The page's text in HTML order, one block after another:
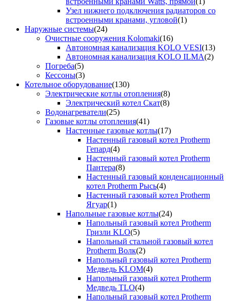
Узел нижнего подключения радиаторов со
встроенными кранами, угловой(1)
Наружные системы(24)
Очистные сооружения Kolomaki(16)
Автономная канализация KOLO VESI(13)
Автономная канализация KOLO ILMA(2)
Погреба(5)
Кессоны(3)
Котельное оборудование(130)
Электрические котлы отопления(8)
Электрический котел Скат(8)
Водонагреватели(25)
Газовые котлы отопления(41)
Настенные газовые котлы(17)
Настенный газовый котел Protherm
Гепард(4)
Настенный газовый котел Protherm
Пантера(8)
Настенный газовый конденсационный
котел Protherm Рысь(4)
Настенный газовый котел Protherm
Ягуар(1)
Напольные газовые котлы(24)
Напольный газовый котел Protherm
Гризли KLO(5)
Напольный стальной газовый котел
Protherm Волк(2)
Напольный газовый котел Protherm
Медведь KLOM(4)
Напольный газовый котел Protherm
Медведь TLO(4)
Напольный газовый котел Protherm